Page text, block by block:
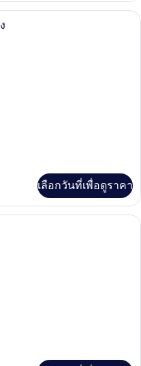
งดีลักซ์ดับเบิล, เตียงคิงไซส์ 1 เตียง
เลือกวันที่เพื่อดูราคา
งดีลักซ์ทริปเปิล | ตู้นิรภัยในห้องพัก,